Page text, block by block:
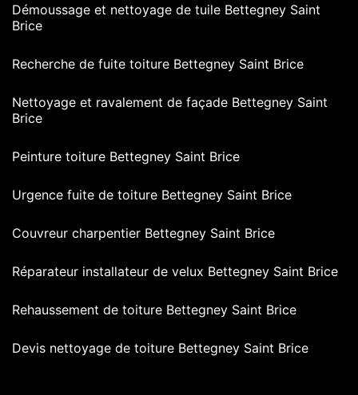
Démoussage et nettoyage de tuile Bettegney Saint
Brice
Recherche de fuite toiture Bettegney Saint Brice
Nettoyage et ravalement de façade Bettegney Saint
Brice
Peinture toiture Bettegney Saint Brice
Urgence fuite de toiture Bettegney Saint Brice
Couvreur charpentier Bettegney Saint Brice
Réparateur installateur de velux Bettegney Saint Brice
Rehaussement de toiture Bettegney Saint Brice
Devis nettoyage de toiture Bettegney Saint Brice